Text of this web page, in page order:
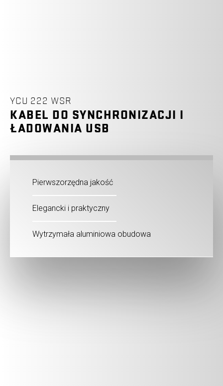
YCU 222 WSR
KABEL DO SYNCHRONIZACJI I
ŁADOWANIA USB
Pierwszorzędna jakość
Elegancki i praktyczny
Wytrzymała aluminiowa obudowa